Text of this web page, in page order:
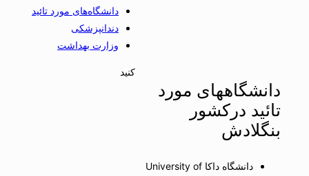
دانشگاه‌های مورد تائید
دندانپزشکی
وزارت بهداشت
دانشگاههای مورد
تائید درکشور
بنگلادش
دانشگاه داکا University of
کنید